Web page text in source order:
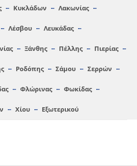
Κυκλάδων Λακωνίας
Λέσβου Λευκάδας
Ξάνθης Πέλλης Πιερίας
Ροδόπης Σάμου Σερρών
Φλώρινας Φωκίδας
Χίου Εξωτερικού